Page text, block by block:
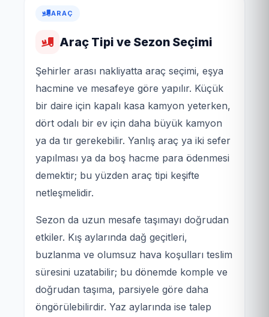
ARAÇ
Araç Tipi ve Sezon Seçimi
Şehirler arası nakliyatta araç seçimi, eşya
hacmine ve mesafeye göre yapılır. Küçük
bir daire için kapalı kasa kamyon yeterken,
dört odalı bir ev için daha büyük kamyon
ya da tır gerekebilir. Yanlış araç ya iki sefer
yapılması ya da boş hacme para ödenmesi
demektir; bu yüzden araç tipi keşifte
netleşmelidir.
Sezon da uzun mesafe taşımayı doğrudan
etkiler. Kış aylarında dağ geçitleri,
buzlanma ve olumsuz hava koşulları teslim
süresini uzatabilir; bu dönemde komple ve
doğrudan taşıma, parsiyele göre daha
öngörülebilirdir. Yaz aylarında ise talep